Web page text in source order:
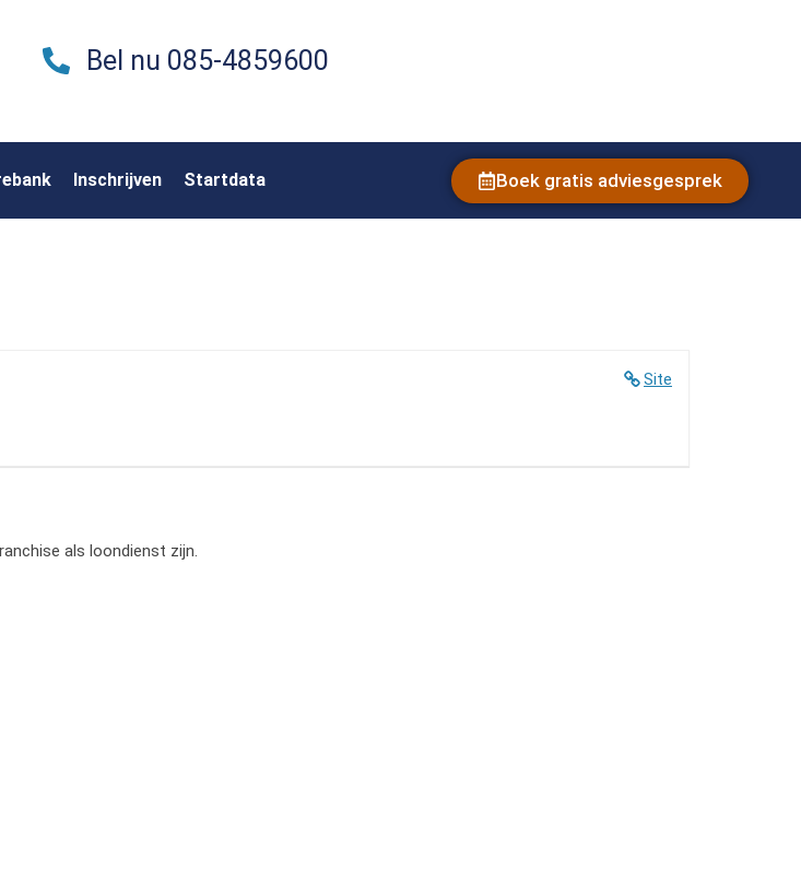
Bel nu 085-4859600
Inschrijven Startdata Boek gratis adviesgesprek
Site
als loondienst zijn.